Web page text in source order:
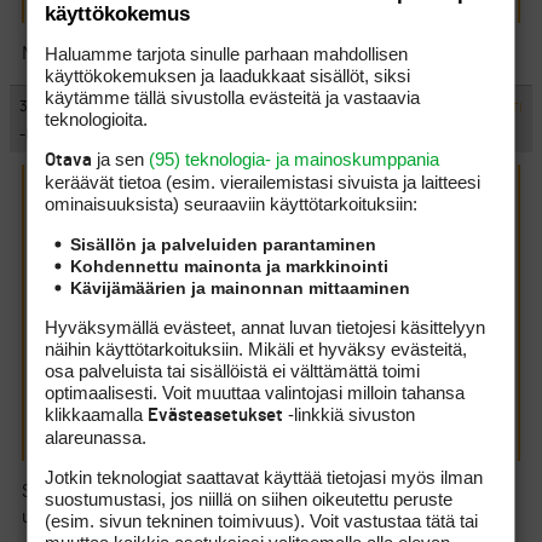
Montakohan kisaa herrojen kisakalenterissa vielä on?
31.8.2008 22:23:00 #229552 VASTAA ILMOITA ASIATON VIESTI
-Hippo-
Henkka kirjoitti:(31.8.2008 19:02:46)
Chip Greenside kirjoitti:(31.8.2008 18:39:35)
otettavissa ollut kolmoisvoitto jäi nyt saamatta kun
pettymys, mutta ehkä ensi kerralla sitten.
Heheh
Vähan kun olisit silotellut niin olisi voinut jollekkin
kiihtyneessä mielentilassa olleelle upota,mutta tuo oli jo
liian läpinäkyvä
Sorry. Se menikin näköjään läpi ihan tollaisenaan. En olisi kyllä
uskonut :-/
käyttökokemus
Haluamme tarjota sinulle parhaan mahdollisen
käyttökokemuksen ja laadukkaat sisällöt, siksi
käytämme tällä sivustolla evästeitä ja vastaavia
teknologioita.
Otava ja sen (95) teknologia- ja mainoskumppania
keräävät tietoa (esim. vierailemis­tasi sivuista ja laitteesi
ominaisuuk­sista) seuraaviin käyttötarkoituksiin:
Sisällön ja palveluiden parantaminen
Kohdennettu mainonta ja markkinointi
Kävijämäärien ja mainonnan mittaaminen
Hyväksymällä evästeet, annat luvan tietojesi käsittelyyn
näihin käyttötarkoituksiin. Mikäli et hyväksy evästeitä,
osa palveluista tai sisällöistä ei välttämättä toimi
optimaalisesti. Voit muuttaa valintojasi milloin tahansa
klikkaamalla Evästeasetukset -linkkiä sivuston
alareunassa.
Jotkin teknologiat saattavat käyttää tietojasi myös ilman
suostumustasi, jos niillä on siihen oikeutettu peruste
(esim. sivun tekninen toimivuus). Voit vastustaa tätä tai